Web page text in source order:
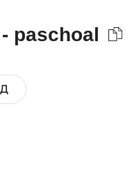
paschoal